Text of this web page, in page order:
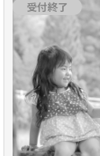
受付終了